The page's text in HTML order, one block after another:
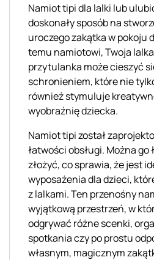
Namiot tipi dla lalki lub
doskonały sposób na
uroczego zakątka w pokoju
temu namiotowi, Twoja
przytulanka może cieszyć
schronieniem, które nie
również stymuluje
wyobraźnię dziecka.
Namiot tipi został
łatwości obsługi. Można go
złożyć, co sprawia, że jest
wyposażenia dla dzieci,
z lalkami. Ten przenośny
wyjątkową przestrzeń, w
odgrywać różne scenki,
spotkania czy po prostu
własnym, magicznym